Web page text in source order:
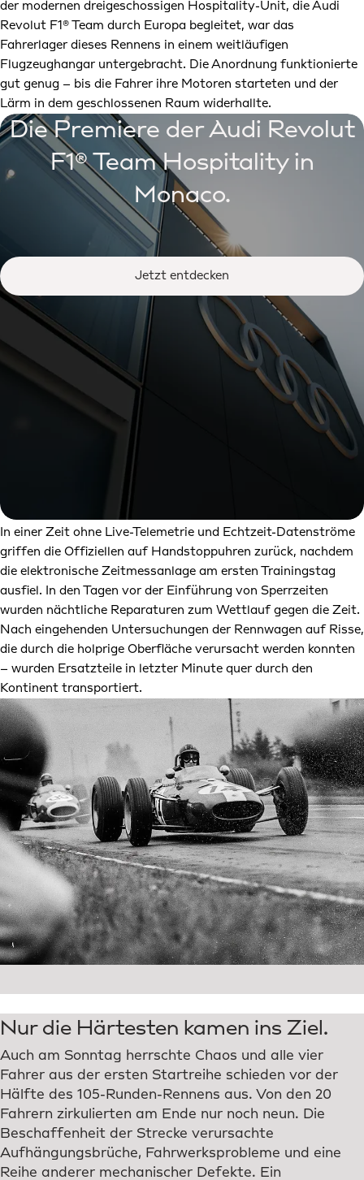
der modernen dreigeschossigen Hospitality-Unit, die Audi
Revolut F1® Team durch Europa begleitet, war das
Fahrerlager dieses Rennens in einem weitläufigen
Flugzeughangar untergebracht. Die Anordnung funktionierte
gut genug – bis die Fahrer ihre Motoren starteten und der
Lärm in dem geschlossenen Raum widerhallte.
Die Premiere der Audi Revolut
F1® Team Hospitality in
Monaco.
Jetzt entdecken
In einer Zeit ohne Live-Telemetrie und Echtzeit-Datenströme
griffen die Offiziellen auf Handstoppuhren zurück, nachdem
die elektronische Zeitmessanlage am ersten Trainingstag
ausfiel. In den Tagen vor der Einführung von Sperrzeiten
wurden nächtliche Reparaturen zum Wettlauf gegen die Zeit.
Nach eingehenden Untersuchungen der Rennwagen auf Risse,
die durch die holprige Oberfläche verursacht werden konnten
– wurden Ersatzteile in letzter Minute quer durch den
Kontinent transportiert.
Nur die Härtesten kamen ins Ziel.
Auch am Sonntag herrschte Chaos und alle vier
Fahrer aus der ersten Startreihe schieden vor der
Hälfte des 105-Runden-Rennens aus. Von den 20
Fahrern zirkulierten am Ende nur noch neun. Die
Beschaffenheit der Strecke verursachte
Aufhängungsbrüche, Fahrwerksprobleme und eine
Reihe anderer mechanischer Defekte. Ein